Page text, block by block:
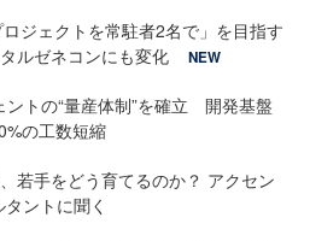
ジェクトを常駐者2名で」を目指す
ルゼネコンにも変化
NEW
ントの“量産体制”を確立 開発基盤
の工数短縮
若手をどう育てるのか？ アクセン
ントに聞く